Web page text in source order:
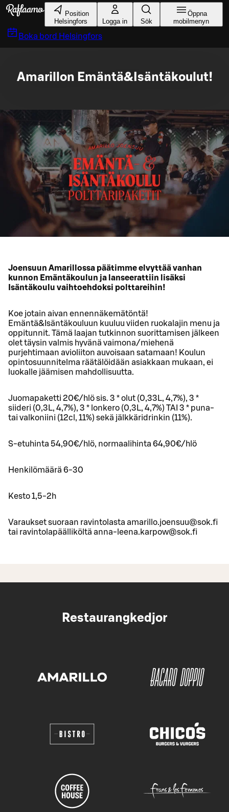
Gå till huvudinnehållet
Position
Helsingfors
Logga in Sök
Öppna
mobilmenyn
Boka bord Helsingfors
Amarillon Emäntä&Isäntäkoulut!
Joensuun Amarillossa päätimme elvyttää vanhan
kunnon Emäntäkoulun ja lanseerattiin lisäksi
Isäntäkoulu vaihtoehdoksi polttareihin!
Koe jotain aivan ennennäkemätöntä!
Emäntä&Isäntäkouluun kuuluu viiden ruokalajin menu ja
oppitunnit. Tämä laajan tutkinnon suorittamisen jälkeen
olet täysin valmis hyvänä vaimona/miehenä
purjehtimaan avioliiton auvoisaan satamaan! Koulun
opintosuunnitelma räätälöidään asiakkaan mukaan, ei
luokalle jäämisen mahdollisuutta.
Juomapaketti 20€/hlö sis. 3 * olut (0,33L, 4,7%), 3 *
siideri (0,3L, 4,7%), 3 * lonkero (0,3L, 4,7%) TAI 3 * puna-
tai valkoniini (12cl, 11%) sekä jälkkäridrinkin (11%).
S-etuhinta 54,90€/hlö, normaalihinta 64,90€/hlö
Henkilömäärä 6-30
Kesto 1,5-2h
Varaukset suoraan ravintolasta amarillo.joensuu@sok.fi
tai ravintolapäälliköltä anna-leena.karpow@sok.fi
Restaurangkedjor